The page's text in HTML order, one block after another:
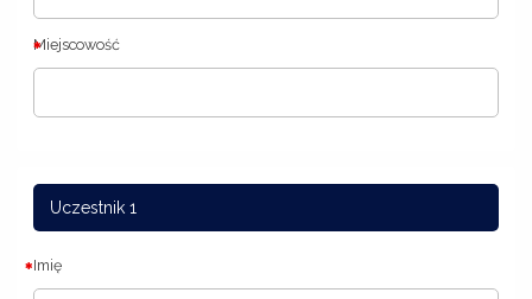
Miejscowość
Uczestnik 1
Imię